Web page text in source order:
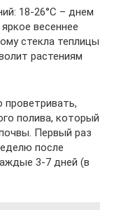
18-26°С – днем
весеннее
стекла теплицы
растениям
полива, который
Первый раз
после
3-7 дней (в